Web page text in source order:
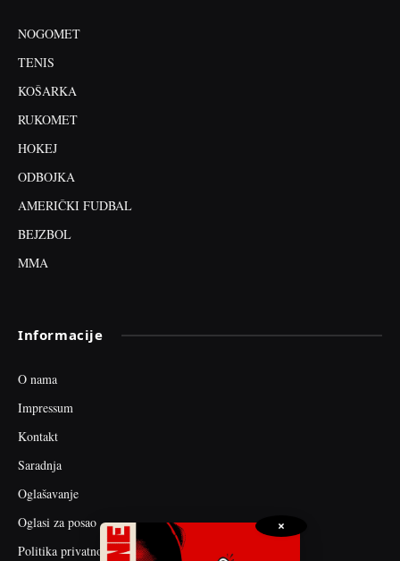
NOGOMET
TENIS
KOŠARKA
RUKOMET
HOKEJ
ODBOJKA
AMERIČKI FUDBAL
BEJZBOL
MMA
Informacije
O nama
Impressum
Kontakt
Saradnja
Oglašavanje
Oglasi za posao
Politika privatnosti
×